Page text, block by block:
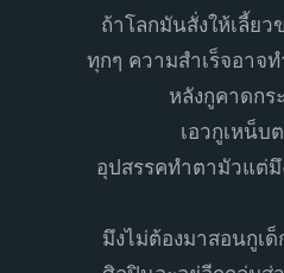
ถ้าโลกมันสั่งให้เลี้ยว
ทุกๆ ความสำเร็จอาจ
หลังกูคาดกร
เอวกูเหน็บ
อุปสรรคทำตามัวแต่
มึงไม่ต้องมาสอนกูเ